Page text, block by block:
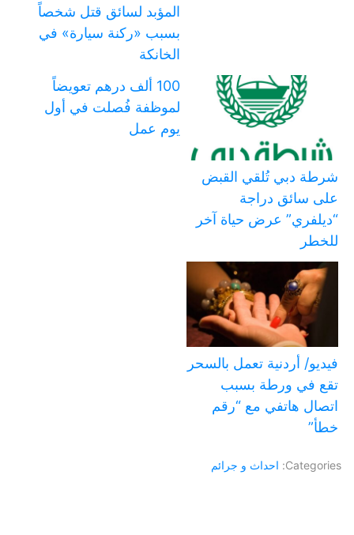
المؤبد لسائق قتل شخصاً
بسبب «ركنة سيارة» في
الخانكة
شرطة دبي تُلقي القبض
على سائق دراجة
“ديلفري” عرض حياة آخر
للخطر
100 ألف درهم تعويضاً
لموظفة فُصلت في أول
يوم عمل
فيديو/ أردنية تعمل بالسحر
تقع في ورطة بسبب
اتصال هاتفي مع “رقم
خطأ”
Categories: احداث و جرائم